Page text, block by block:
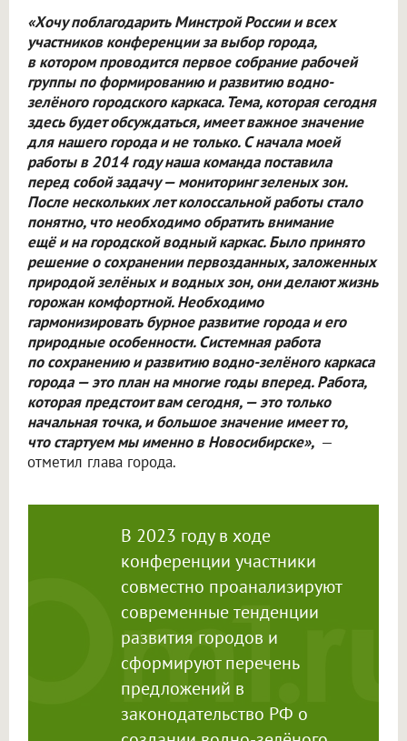
«Хочу поблагодарить Минстрой России и всех
участников конференции за выбор города,
в котором проводится первое собрание рабочей
группы по формированию и развитию водно-
зелёного городского каркаса. Тема, которая сегодня
здесь будет обсуждаться, имеет важное значение
для нашего города и не только. С начала моей
работы в 2014 году наша команда поставила
перед собой задачу — мониторинг зеленых зон.
После нескольких лет колоссальной работы стало
понятно, что необходимо обратить внимание
ещё и на городской водный каркас. Было принято
решение о сохранении первозданных, заложенных
природой зелёных и водных зон, они делают жизнь
горожан комфортной. Необходимо
гармонизировать бурное развитие города и его
природные особенности. Системная работа
по сохранению и развитию водно-зелёного каркаса
города — это план на многие годы вперед. Работа,
которая предстоит вам сегодня, — это только
начальная точка, и большое значение имеет то,
что стартуем мы именно в Новосибирске», —
отметил глава города.
В 2023 году в ходе
конференции участники
совместно проанализируют
современные тенденции
развития городов и
сформируют перечень
предложений в
законодательство РФ о